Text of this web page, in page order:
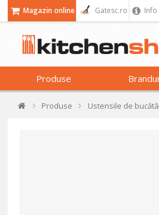
Magazin online Gatesc.ro
Produse
Produse Ustensile de